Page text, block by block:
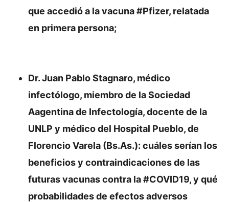
que accedió a la vacuna #Pfizer, relatada
en primera persona;
Dr. Juan Pablo Stagnaro, médico
infectólogo, miembro de la Sociedad
Aagentina de Infectología, docente de la
UNLP y médico del Hospital Pueblo, de
Florencio Varela (Bs.As.): cuáles serían los
beneficios y contraindicaciones de las
futuras vacunas contra la #COVID19, y qué
probabilidades de efectos adversos